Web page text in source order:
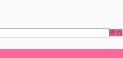
查找